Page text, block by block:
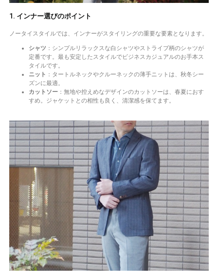
1. インナー選びのポイント
ノータイスタイルでは、インナーがスタイリングの重要な要素となります。
シャツ ：シンプルリラックスな白シャツやストライプ柄のシャツが
定番です。最も安定したスタイルでビジネスカジュアルのお手本ス
タイルです。
ニット ：タートルネックやクルーネックの薄手ニットは、秋冬シー
ズンに最適。
カットソー：無地や控えめなデザインのカットソーは、春夏におす
すめ。ジャケットとの相性も良く、清潔感を保てます。